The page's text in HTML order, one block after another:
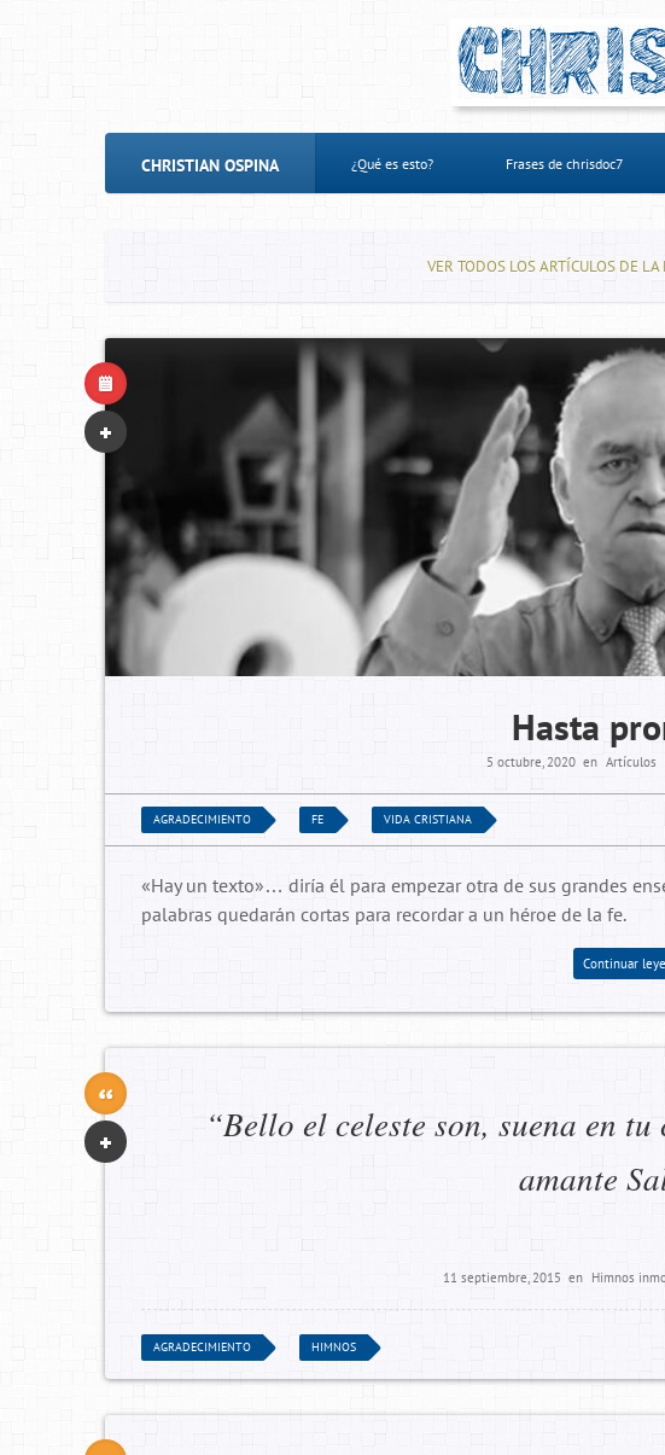
CHRISTIAN OSPINA ¿Qué es esto? Frases de chrisdoc7
VER TODOS LOS ARTÍCULOS DE
Hasta
5 octubre, 2020 en Artículos
AGRADECIMIENTO FE VIDA CRISTIANA
«Hay un texto»… diría él para empezar otra de sus grandes
palabras quedarán cortas para recordar a un héroe de la fe.
Continuar
“Bello el celeste son, suena en
amante
11 septiembre, 2015 en Himnos
AGRADECIMIENTO HIMNOS